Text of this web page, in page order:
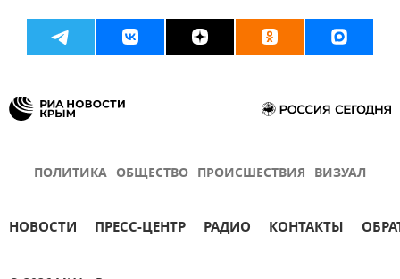
ПОЛИТИКА ОБЩЕСТВО ПРОИСШЕСТВИЯ ВИЗУАЛ
НОВОСТИ ПРЕСС-ЦЕНТР РАДИО КОНТАКТЫ